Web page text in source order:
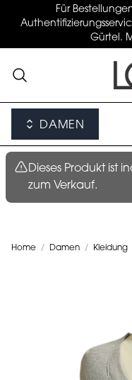
Für
Gürtel.
DAMEN
Dieses Produkt ist
zum Verkauf.
Home / Damen / Kleidung